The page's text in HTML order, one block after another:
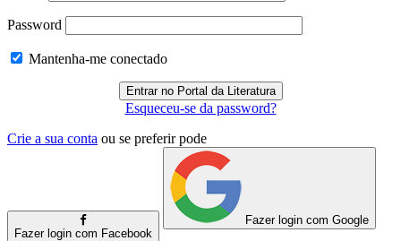
Password
Mantenha-me conectado
Esqueceu-se da password?
Crie a sua conta ou se preferir pode
Fazer login com Facebook
Fazer login com Google